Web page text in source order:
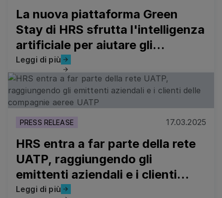
La nuova piattaforma Green
Stay di HRS sfrutta l'intelligenza
artificiale per aiutare gli
albergatori ad accelerare i
processi di RFP
Leggi di più
Leggi di più
PRESS RELEASE 17.03.2025
HRS entra a far parte della rete
UATP, raggiungendo gli
emittenti aziendali e i clienti
delle compagnie aeree UATP
Leggi di più
Leggi di più
HRS entra a far parte della rete UATP, raggiungendo